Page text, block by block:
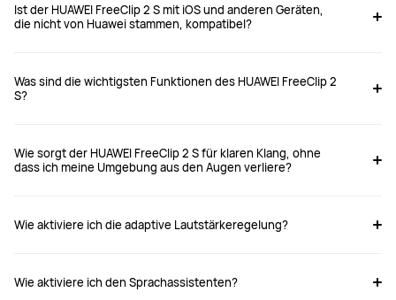
Ist der HUAWEI FreeClip 2 S mit iOS und anderen Geräten,
die nicht von Huawei stammen, kompatibel?
Was sind die wichtigsten Funktionen des HUAWEI FreeClip 2
S?
Wie sorgt der HUAWEI FreeClip 2 S für klaren Klang, ohne
dass ich meine Umgebung aus den Augen verliere?
Wie aktiviere ich die adaptive Lautstärkeregelung?
Wie aktiviere ich den Sprachassistenten?